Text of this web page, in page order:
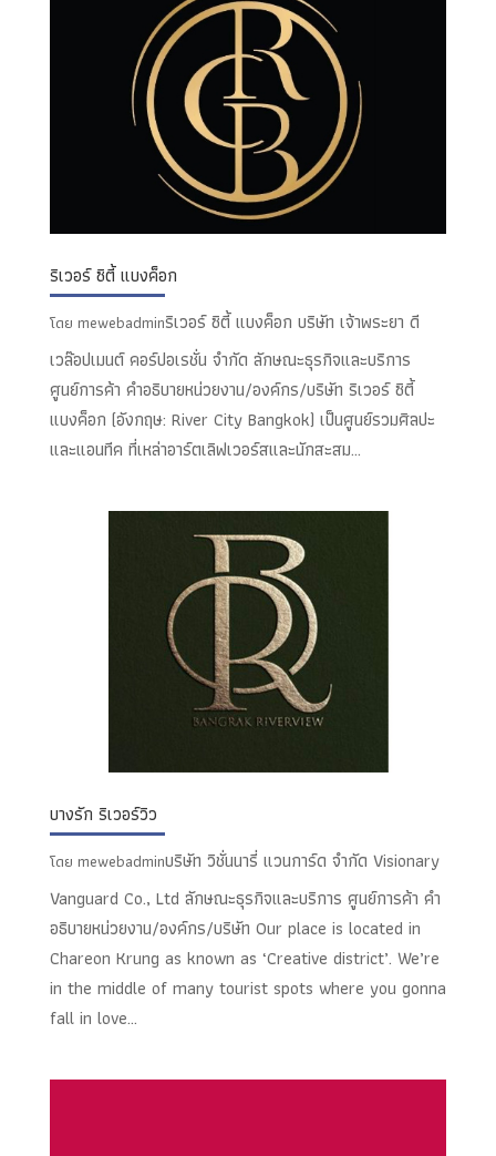
ริเวอร์ ซิตี้ แบงค็อก
โดย mewebadminริเวอร์ ซิตี้ แบงค็อก บริษัท เจ้าพระยา ดี
เวล๊อปเมนต์ คอร์ปอเรชั่น จำกัด ลักษณะธุรกิจและบริการ
ศูนย์การค้า คำอธิบายหน่วยงาน/องค์กร/บริษัท ริเวอร์ ซิตี้
แบงค็อก (อังกฤษ: River City Bangkok) เป็นศูนย์รวมศิลปะ
และแอนทีค ที่เหล่าอาร์ตเลิฟเวอร์สและนักสะสม...
บางรัก ริเวอร์วิว
โดย mewebadminบริษัท วิชั่นนารี่ แวนการ์ด จำกัด Visionary
Vanguard Co., Ltd ลักษณะธุรกิจและบริการ ศูนย์การค้า คำ
อธิบายหน่วยงาน/องค์กร/บริษัท Our place is located in
Chareon Krung as known as ‘Creative district’. We’re
in the middle of many tourist spots where you gonna
fall in love...